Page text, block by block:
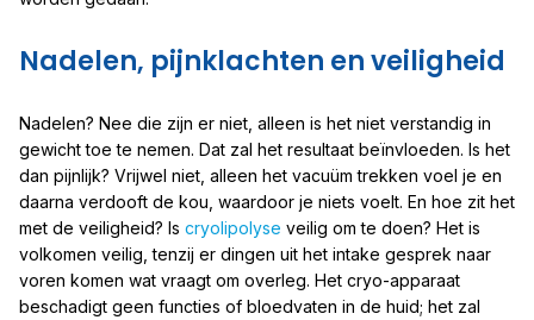
Nadelen, pijnklachten en veiligheid
Nadelen? Nee die zijn er niet, alleen is het niet verstandig in
gewicht toe te nemen. Dat zal het resultaat beïnvloeden. Is het
dan pijnlijk? Vrijwel niet, alleen het vacuüm trekken voel je en
daarna verdooft de kou, waardoor je niets voelt. En hoe zit het
met de veiligheid? Is cryolipolyse veilig om te doen? Het is
volkomen veilig, tenzij er dingen uit het intake gesprek naar
voren komen wat vraagt om overleg. Het cryo-apparaat
beschadigt geen functies of bloedvaten in de huid; het zal